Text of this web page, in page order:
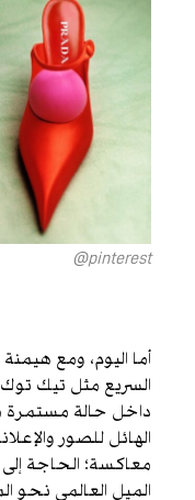
pinterest@
أما اليوم، ومع
السريع مثل تيك
داخل حالة مستمرة
الهائل للصور
معاكسة؛ الحاجة
الميل العالمي نحو